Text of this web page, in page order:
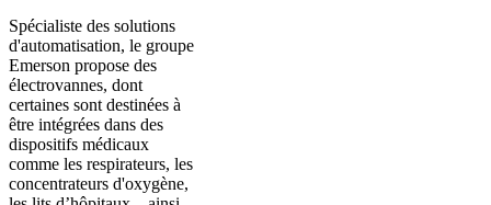
Spécialiste des solutions
d'automatisation, le groupe
Emerson propose des
électrovannes, dont
certaines sont destinées à
être intégrées dans des
dispositifs médicaux
comme les respirateurs, les
concentrateurs d'oxygène,